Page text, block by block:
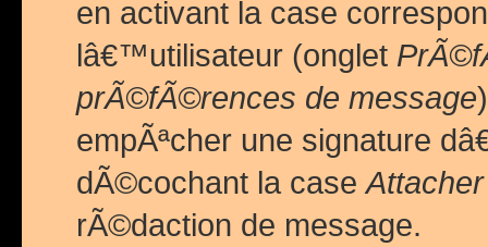
en activant la case
lâ€™utilisateur (onglet
prÃ©fÃ©rences de message
empÃªcher une signature
dÃ©cochant la case
rÃ©daction de message.